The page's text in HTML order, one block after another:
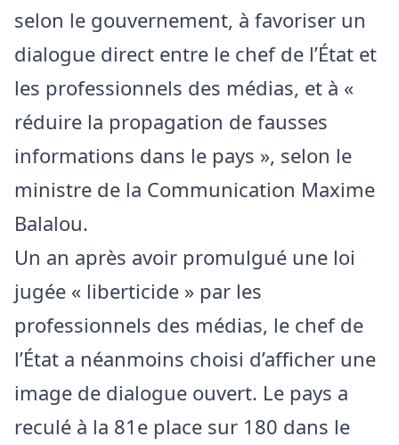
selon le gouvernement, à favoriser un
dialogue direct entre le chef de l’État et
les professionnels des médias, et à «
réduire la propagation de fausses
informations dans le pays », selon le
ministre de la Communication Maxime
Balalou.
Un an après avoir promulgué une loi
jugée « liberticide » par les
professionnels des médias, le chef de
l’État a néanmoins choisi d’afficher une
image de dialogue ouvert. Le pays a
reculé à la 81e place sur 180 dans le